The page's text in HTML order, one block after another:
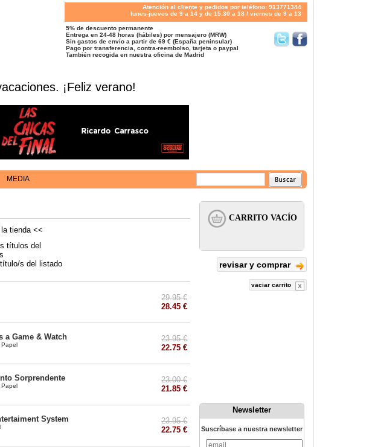
Atención al cliente y pedidos por teléfono: 913771344
lunes-jueves de 9 a 14 y de 15:30 a 18 / viernes de 9 a 13
5% de descuento permanente
Entrega en 24-48 horas (hábiles) por mensajero (MRW)
Sin gastos de envío a partir de 69 € (España peninsular)
Pago por transferencia, contra-reembolso, tarjeta o paypal
También recogida en nuestra oficina de Madrid
¡Feliz verano!
MEDIA
tienda <<
títulos del
s del listado
29.95 €
28.45 €
a Game & Watch
Papel
23.95 €
22.75 €
Sorprendente
Papel
23.00 €
21.85 €
System
23.95 €
22.75 €
revisar y comprar
vaciar carrito
Newsletter
Suscríbase a nuestra newsletter